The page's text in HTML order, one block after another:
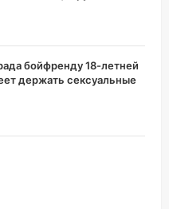
бойфренду 18-летней
держать сексуальные